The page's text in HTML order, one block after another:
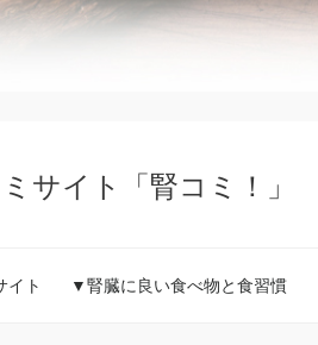
サイト「腎コミ！」
イト ▼腎臓に良い食べ物と食習慣